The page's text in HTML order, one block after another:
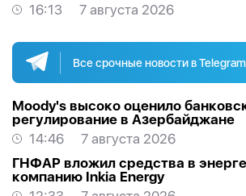
16:13
7 августа 2026
Все срочные новости в
Moody's высоко оценило
регулирование в Азербайджане
14:46
7 августа 2026
ГНФАР вложил средства в
компанию Inkia Energy